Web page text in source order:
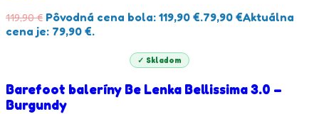
119,90€ Pôvodná cena bola: 119,90 €.79,90 €Aktuálna
cena je: 79,90 €.
✓ Skladom
Barefoot baleríny Be Lenka Bellissima 3.0 –
Burgundy